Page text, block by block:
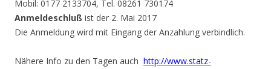
Mobil: 0177 2133704, Tel. 08261 730174
Anmeldeschluß ist der 2. Mai 2017
Die Anmeldung wird mit Eingang der Anzahlung verbindlich.
Nähere Info zu den Tagen auch http://www.statz-